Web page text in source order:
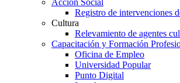
Acción Social
Registro de intervenciones
Cultura
Relevamiento de agentes
Capacitación y Formación
Oficina de Empleo
Universidad Popular
Punto Digital